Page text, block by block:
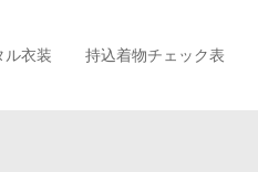
ル衣装 持込着物チェック表